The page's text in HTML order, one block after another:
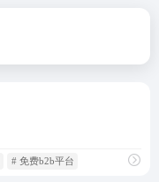
# 免费b2b平台